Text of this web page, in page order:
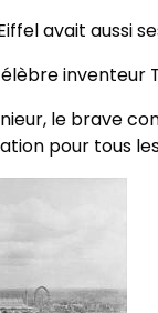
avait aussi
inventeur
le brave
pour tous les